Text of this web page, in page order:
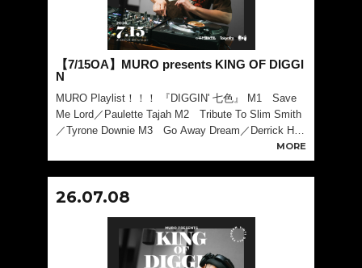
【7/15OA】MURO presents KING OF DIGGI
N
MURO Playlist！！！ 『DIGGIN' 七色』 M1 Save
Me Lord／Paulette Tajah M2 Tribute To Slim Smith
／Tyrone Downie M3 Go Away Dream／Derrick Harr
MORE
26.07.08